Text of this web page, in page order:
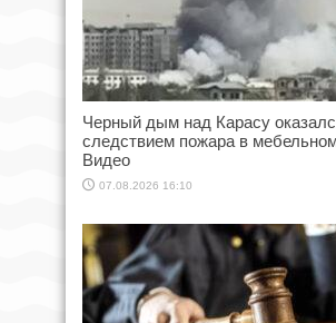
Черный дым над Карасу
следствием пожара в
Видео
07.08.2026 16:10